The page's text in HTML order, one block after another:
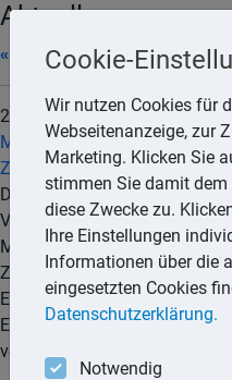
Aktuell
« 04/2026|» 06/2026
28.05.2026
Mehrwertsteuerbetrug: Rat
Zusammenarbeit mit EU-
Der Rat hat sich am 5. Mai
Vorschriften geeinigt, um die
Mehrwertsteuerbetrugs in der
Zusammenarbeit zwischen
Europäischen
Europäischen Amt für
verstärken.
Cookie-
Wir nutzen Cookies für
Webseitenanzeige, zur
Marketing. Klicken Sie
stimmen Sie damit
diese Zwecke zu.
Ihre Einstellungen
Informationen über die
eingesetzten Cookies
Datenschutzerklärung.
Notwendig